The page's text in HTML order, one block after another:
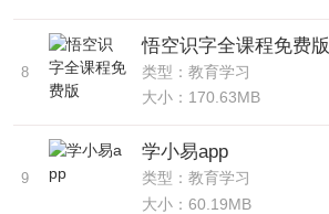
8
悟空识字全课程免费版
类型：教育学习
大小：170.63MB
9
学小易app
类型：教育学习
大小：60.19MB